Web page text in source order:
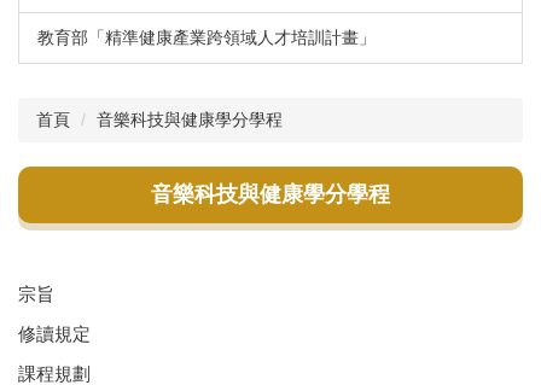
教育部「精準健康產業跨領域人才培訓計畫」
首頁 音樂科技與健康學分學程
音樂科技與健康學分學程
宗旨
修讀規定
課程規劃